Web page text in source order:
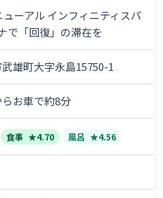
ューアル インフィニティスパ
で「回復」の滞在を
雄町大字永島15750-1
お車で約8分
食事 ★4.70 風呂 ★4.56